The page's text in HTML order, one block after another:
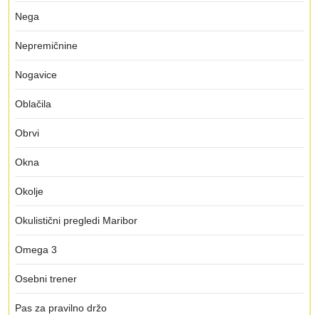
Nega
Nepremičnine
Nogavice
Oblačila
Obrvi
Okna
Okolje
Okulistični pregledi Maribor
Omega 3
Osebni trener
Pas za pravilno držo